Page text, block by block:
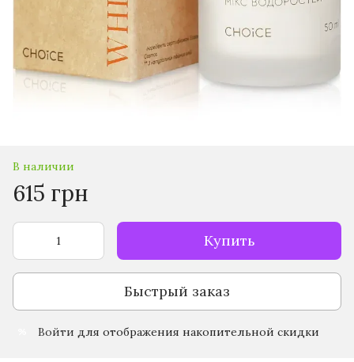
В наличии
615 грн
Купить
Быстрый заказ
Войти для отображения накопительной скидки